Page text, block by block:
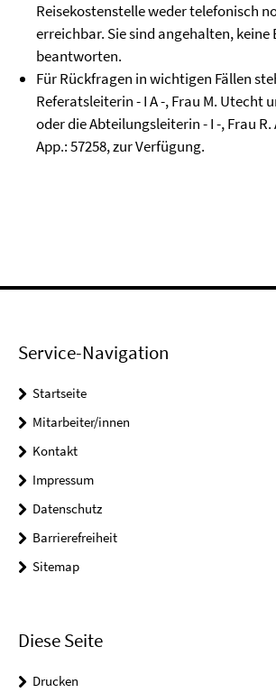
Reisekostenstelle weder telefonisch
erreichbar. Sie sind angehalten, keine
beantworten.
Für Rückfragen in wichtigen Fällen
Referatsleiterin - I A -, Frau M. Utecht
oder die Abteilungsleiterin - I -, Frau
App.: 57258, zur Verfügung.
Service-Navigation
Startseite
Mitarbeiter/innen
Kontakt
Impressum
Datenschutz
Barrierefreiheit
Sitemap
Diese Seite
Drucken